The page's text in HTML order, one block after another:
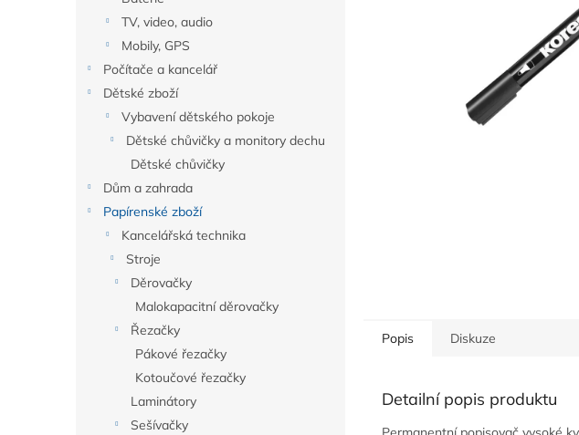
TV, video, audio
Mobily, GPS
Počítače a kancelář
Dětské zboží
Vybavení dětského pokoje
Dětské chůvičky a monitory dechu
Dětské chůvičky
Dům a zahrada
Papírenské zboží
Kancelářská technika
Stroje
Děrovačky
Malokapacitní děrovačky
Řezačky
Pákové řezačky
Kotoučové řezačky
Laminátory
Sešívačky
Popis Diskuze
Detailní popis produktu